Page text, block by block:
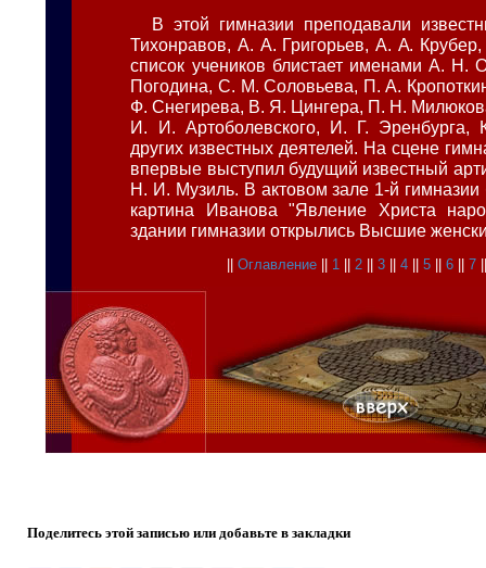
В этой гимназии преподавали
Тихонравов, А. А. Григорьев, А. А.
список учеников блистает именами А. Н.
Погодина, С. М. Соловьева, П. А.
Ф. Снегирева, В. Я. Цингера, П. Н.
И. И. Артоболевского, И. Г.
других известных деятелей. На сцене
впервые выступил будущий известный
Н. И. Музиль. В актовом зале 1-й
картина Иванова "Явление Христа
здании гимназии открылись Высшие
||Оглавление || 1 || 2 ||3 ||4 ||5 ||6 ||7
Поделитесь этой записью или добавьте в закладки